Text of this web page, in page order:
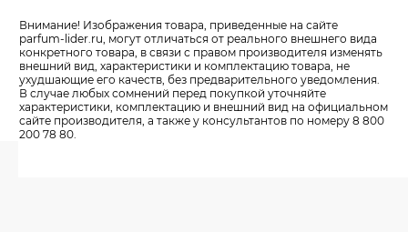
Внимание! Изображения товара, приведенные на сайте
parfum-lider.ru, могут отличаться от реального внешнего вида
конкретного товара, в связи с правом производителя изменять
внешний вид, характеристики и комплектацию товара, не
ухудшающие его качеств, без предварительного уведомления.
В случае любых сомнений перед покупкой уточняйте
характеристики, комплектацию и внешний вид на официальном
сайте производителя, а также у консультантов по номеру 8 800
200 78 80.